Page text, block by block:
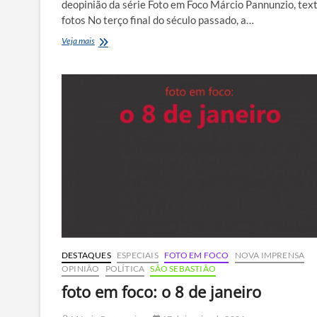
deopinião da série Foto em Foco Márcio Pannunzio,
fotos No terço final do século passado, a…
Veja maisaudiência
DESTAQUES ESPECIAIS FOTO EM FOCO
NOVA IMPRENSA
OPINIÃO
POLÍTICA SÃO SEBASTIÃO
foto em foco: o 8 de janeiro